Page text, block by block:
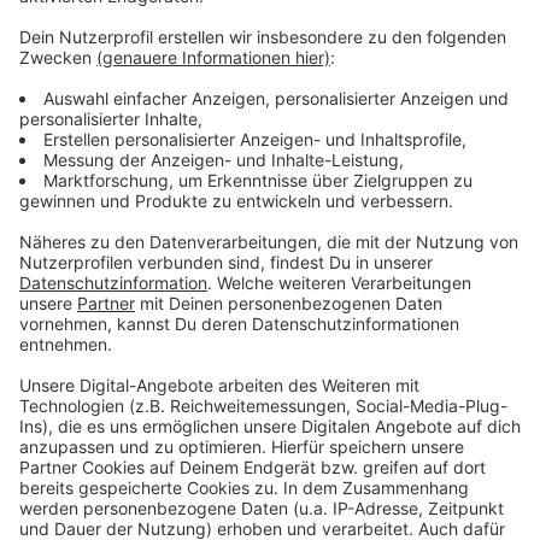
Anzeige
Die einen haben gefeiert, die anderen hätten gerne
etwas gefeiert und wieder andere haben sich selbst
entlassen, bevor es andere tun. Deutschland hat
gewählt - Friedrich Merz muss jetzt irgendwie eine
funktionierende Regierung auf die Beine stellen. Und
wenn wir doch eins aus den ganzen Schul- und
Kindergarten-Gruppen gelernt haben, organisieren geht
am besten mit einer WhatsApp-Gruppe.
Anzeige
Anzeige